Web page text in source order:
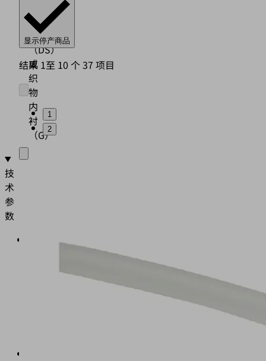
螺
旋
（DS）
或
织
物
内
衬
（G）
技
术
参
数
显示停产商品
结果 1至 10 个 37 项目
1
2